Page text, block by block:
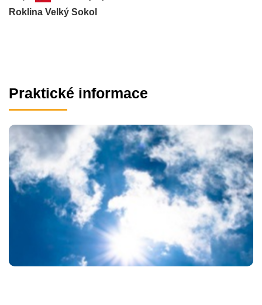
Roklina Velký Sokol
Praktické informace